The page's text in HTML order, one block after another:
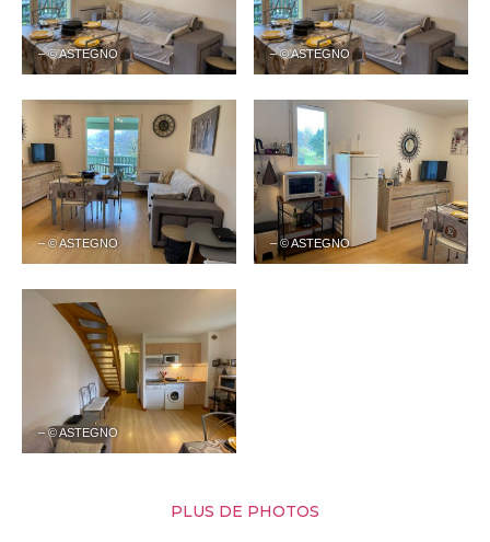
– © ASTEGNO – © ASTEGNO
– © ASTEGNO – © ASTEGNO
– © ASTEGNO
PLUS DE PHOTOS